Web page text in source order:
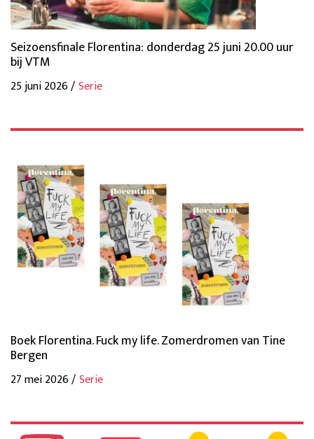
Seizoensfinale Florentina: donderdag 25 juni 20.00 uur
bij VTM
25 juni 2026 /Serie
Boek Florentina. Fuck my life. Zomerdromen van Tine
Bergen
27 mei 2026 /Serie